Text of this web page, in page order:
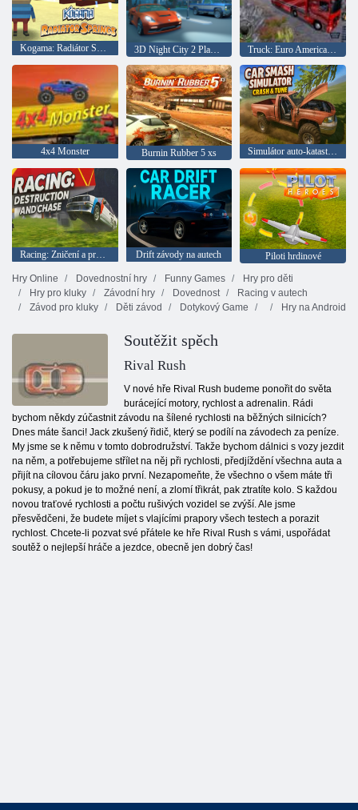
3D Night City 2 Player Racing Truck: Euro American Tour
4x4 Monster Burnin Rubber 5 xs Simulátor auto-katastrofy: prasknutí a ladění
Racing: Zničení a pronásledování Drift závody na autech
Piloti hrdinové
Hry Online
Dovednostní hry Funny Games
Hry pro děti
Hry pro kluky
Závodní hry Dovednost
Racing v autech
Závod pro kluky
Děti závod Dotykový Game Hry na Android
Soutěžit spěch
Rival Rush
V nové hře Rival Rush budeme ponořit do světa
burácející motory, rychlost a adrenalin. Rádi
bychom někdy zúčastnit závodu na šílené rychlosti na běžných silnicích?
Dnes máte šanci! Jack zkušený řidič, který se podílí na závodech za peníze.
My jsme se k němu v tomto dobrodružství. Takže bychom dálnici s vozy jezdit
na něm, a potřebujeme střílet na něj při rychlosti, předjíždění všechna auta a
přijít na cílovou čáru jako první. Nezapomeňte, že všechno o všem máte tři
pokusy, a pokud je to možné není, a zlomí třikrát, pak ztratíte kolo. S každou
novou traťové rychlosti a počtu rušivých vozidel se zvýší. Ale jsme
přesvědčeni, že budete míjet s vlajícími prapory všech testech a porazit
rychlost. Chcete-li pozvat své přátele ke hře Rival Rush s vámi, uspořádat
soutěž o nejlepší hráče a jezdce, obecně jen dobrý čas!